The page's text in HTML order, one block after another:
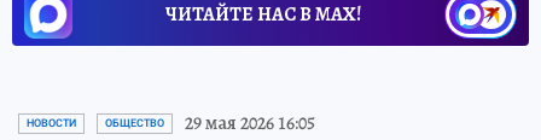
ЧИТАЙТЕ НАС В МАХ!
НОВОСТИ ОБЩЕСТВО 29 мая 2026 16:05